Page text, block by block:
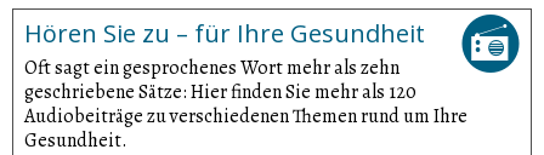
Hören Sie zu – für Ihre Gesundheit
Oft sagt ein gesprochenes Wort mehr als zehn
geschriebene Sätze: Hier finden Sie mehr als 120
Audiobeiträge zu verschiedenen Themen rund um Ihre
Gesundheit.